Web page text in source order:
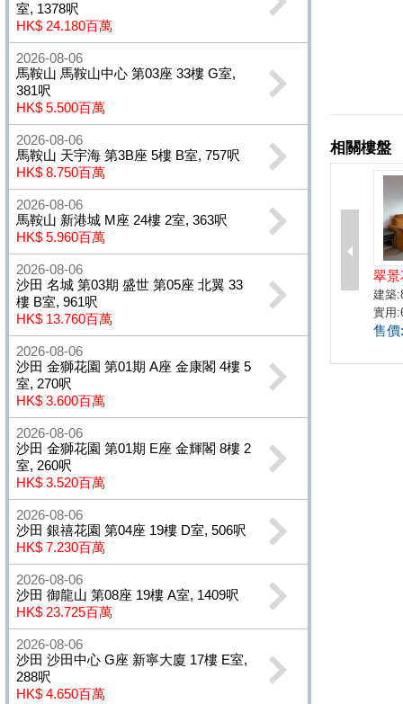
室, 1378呎
HK$ 24.180百萬
2026-08-06
馬鞍山 馬鞍山中心 第03座 33樓 G室,
381呎
HK$ 5.500百萬
2026-08-06
馬鞍山 天宇海 第3B座 5樓 B室, 757呎
HK$ 8.750百萬
2026-08-06
馬鞍山 新港城 M座 24樓 2室, 363呎
HK$ 5.960百萬
2026-08-06
沙田 名城 第03期 盛世 第05座 北翼 33
樓 B室, 961呎
HK$ 13.760百萬
2026-08-06
沙田 金獅花園 第01期 A座 金康閣 4樓 5
室, 270呎
HK$ 3.600百萬
2026-08-06
沙田 金獅花園 第01期 E座 金輝閣 8樓 2
室, 260呎
HK$ 3.520百萬
2026-08-06
沙田 銀禧花園 第04座 19樓 D室, 506呎
HK$ 7.230百萬
2026-08-06
沙田 御龍山 第08座 19樓 A室, 1409呎
HK$ 23.725百萬
2026-08-06
沙田 沙田中心 G座 新寧大廈 17樓 E室,
288呎
HK$ 4.650百萬